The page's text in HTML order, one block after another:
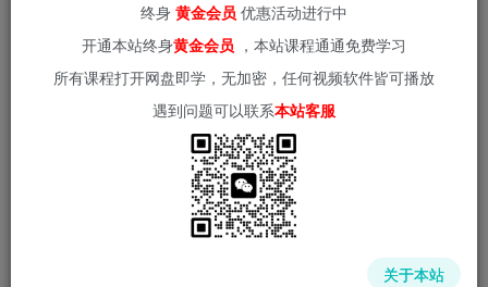
终身 黄金会员 优惠活动进行中
开通本站终身黄金会员 ，本站课程通通免费学习
所有课程打开网盘即学，无加密，任何视频软件皆可播放
遇到问题可以联系本站客服
关于本站